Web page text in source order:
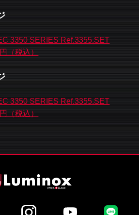
3350 SERIES Ref.3355.SET
（税込）
3350 SERIES Ref.3355.SET
（税込）